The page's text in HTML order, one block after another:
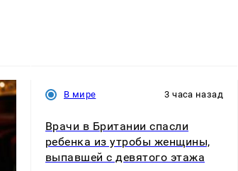
В мире 3 часа назад
Врачи в Британии спасли
ребенка из утробы женщины,
выпавшей с девятого этажа